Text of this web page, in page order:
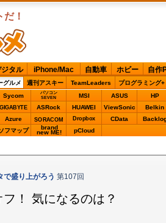
！
タル iPhone/Mac 自動車 ホビー 自作
グルメ 週刊アスキー TeamLeaders プログラミング+
Sycom
パソコン
SEVEN
MSI ASUS HP
GIGABYTE ASRock HUAWEI ViewSonic Belkin
Azure SORACOM Dropbox CData
フマップ brand
new ME! pCloud
で盛り上がろう 第107回
！ 気になるのは？